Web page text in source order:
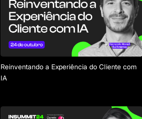
Reinventando a Experiência do Cliente com
IA